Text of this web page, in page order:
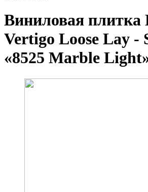
Виниловая плитка
Vertigo Loose Lay -
«8525 Marble